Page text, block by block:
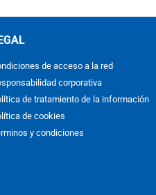
de acceso a la red
corporativa
de tratamiento de la información
de cookies
y condiciones